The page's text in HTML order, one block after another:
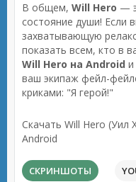
В общем, Will Hero —
состояние души! Если
захватывающую
показать всем, кто в
Will Hero на Android и
ваш экипаж фейл-
криками: "Я герой!"
Скачать Will Hero
Android
СКРИНШОТЫ